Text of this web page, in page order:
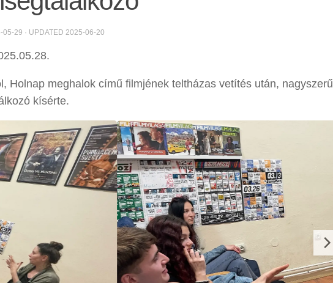
05-29 · UPDATED 2025-06-20
Holnap meghalok című filmjének teltházas vetítés után, nagyszerű
kísérte.